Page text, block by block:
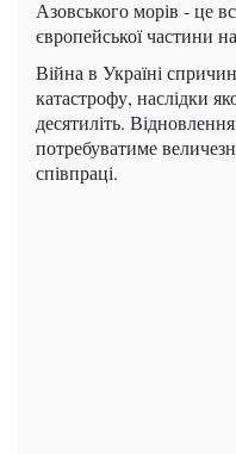
Азовського морів - це
європейської частини
Війна в Україні
катастрофу, наслідки
десятиліть.
потребуватиме
співпраці.